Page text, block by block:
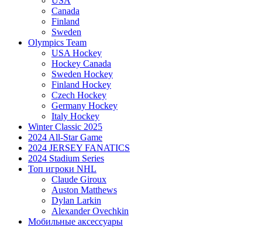
Canada
Finland
Sweden
Olympics Team
USA Hockey
Hockey Canada
Sweden Hockey
Finland Hockey
Czech Hockey
Germany Hockey
Italy Hockey
Winter Classic 2025
2024 All-Star Game
2024 JERSEY FANATICS
2024 Stadium Series
Топ игроки NHL
Claude Giroux
Auston Matthews
Dylan Larkin
Alexander Ovechkin
Мобильные аксессуары